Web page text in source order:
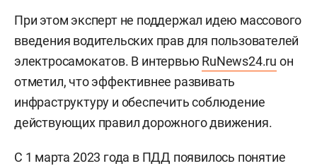
При этом эксперт не поддержал идею массового
введения водительских прав для пользователей
электросамокатов. В интервью RuNews24.ru он
отметил, что эффективнее развивать
инфраструктуру и обеспечить соблюдение
действующих правил дорожного движения.
С 1 марта 2023 года в ПДД появилось понятие